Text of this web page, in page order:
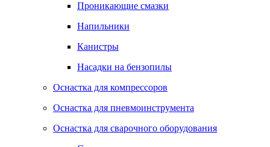
Проникающие смазки
Напильники
Канистры
Насадки на бензопилы
Оснастка для компрессоров
Оснастка для пневмоинструмента
Оснастка для сварочного оборудования